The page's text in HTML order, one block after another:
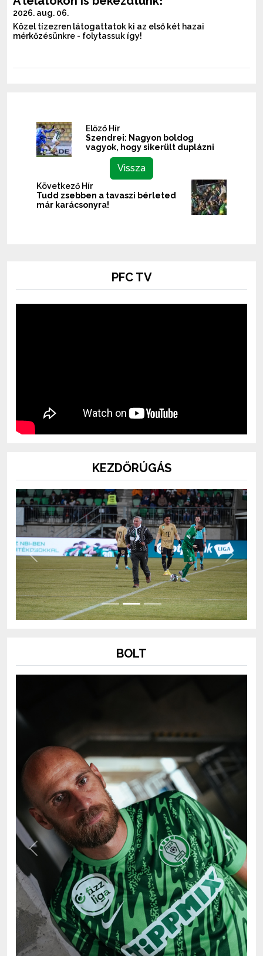
2026. aug. 06.
Közel tízezren látogattatok ki az első két hazai
mérkőzésünkre - folytassuk így!
Előző Hír
Szendrei: Nagyon boldog
vagyok, hogy sikerült duplázni
Vissza
Következő Hír
Tudd zsebben a tavaszi bérleted
már karácsonyra!
PFC TV
KEZDŐRÚGÁS
Previous Next
BOLT
Previous Next